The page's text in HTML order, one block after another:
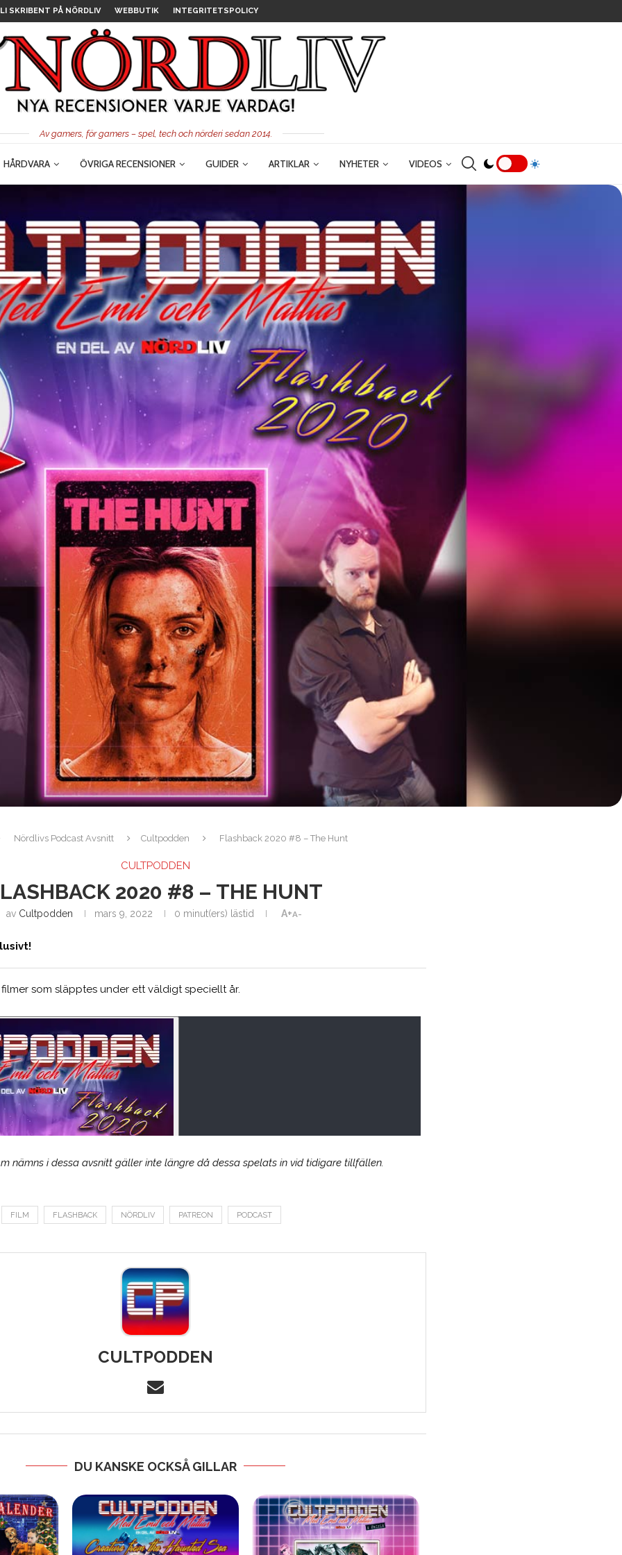
SKRIBENT PÅ NÖRDLIV WEBBUTIK INTEGRITETSPOLICY
Av gamers, för gamers – spel, tech och nörderi sedan 2014.
HÅRDVARA ÖVRIGA RECENSIONER GUIDER ARTIKLAR NYHETER VIDEOS
Nördlivs Podcast Avsnitt Cultpodden Flashback 2020 #8 – The Hunt
CULTPODDEN
2020 #8 – THE HUNT
av Cultpodden mars 9, 2022 0 minut(ers) lästid A+A-
som släpptes under ett väldigt speciellt år.
nämns i dessa avsnitt gäller inte längre då dessa spelats in vid tidigare tillfällen.
FILM FLASHBACK NÖRDLIV PATREON PODCAST
CULTPODDEN
DU KANSKE OCKSÅ GILLAR